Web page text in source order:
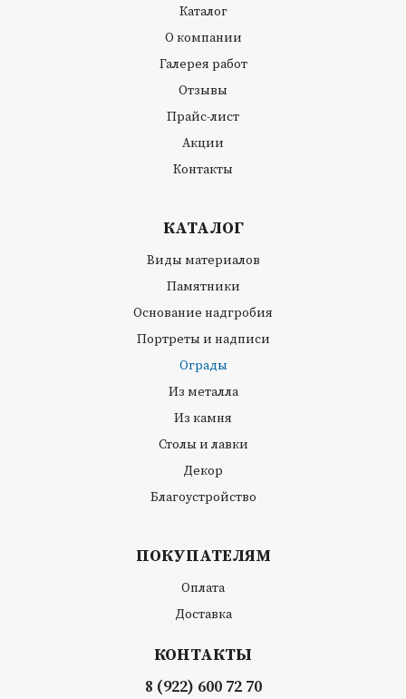
Каталог
О компании
Галерея работ
Отзывы
Прайс-лист
Акции
Контакты
КАТАЛОГ
Виды материалов
Памятники
Основание надгробия
Портреты и надписи
Ограды
Из металла
Из камня
Столы и лавки
Декор
Благоустройство
ПОКУПАТЕЛЯМ
Оплата
Доставка
КОНТАКТЫ
8 (922) 600 72 70